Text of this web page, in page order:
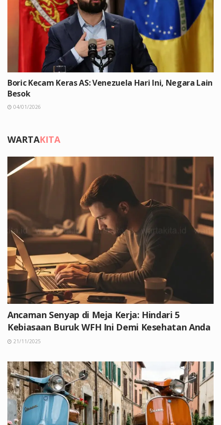
Boric Kecam Keras AS: Venezuela Hari Ini, Negara Lain
Besok
04/01/2026
WARTAKITA
Ancaman Senyap di Meja Kerja: Hindari 5
Kebiasaan Buruk WFH Ini Demi Kesehatan Anda
21/11/2025